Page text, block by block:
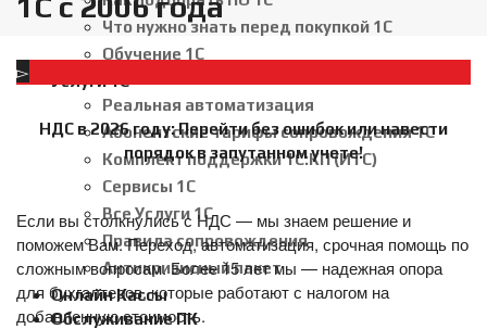
Что нужно знать перед покупкой 1С
Обучение 1С
Услуги 1С
Реальная автоматизация
Абонентские тарифы сопровождения 1С
Комплект поддержки 1С:КП (ИТС)
Сервисы 1С
Все Услуги 1С
Правила сопровождения
Антикризисный пакет
Онлайн Кассы
Обслуживание ПК
НДС в 2026 году: Перейти без ошибок или навести
порядок в запутанном учете!
Если вы столкнулись с НДС — мы знаем решение и
поможем Вам. Переход, автоматизация, срочная помощь по
сложным вопросам. Более 15 лет мы — надежная опора
для бухгалтеров, которые работают с налогом на
добавленную стоимость.